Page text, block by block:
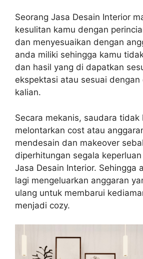
Seorang Jasa Desain Interior
kesulitan kamu dengan
dan menyesuaikan dengan
anda miliki sehingga kamu
dan hasil yang di dapatkan
ekspektasi atau sesuai dengan
kalian.
Secara mekanis, saudara tidak
melontarkan cost atau
mendesain dan makeover
diperhitungan segala
Jasa Desain Interior. Sehingga
lagi mengeluarkan anggaran
ulang untuk membarui
menjadi cozy.